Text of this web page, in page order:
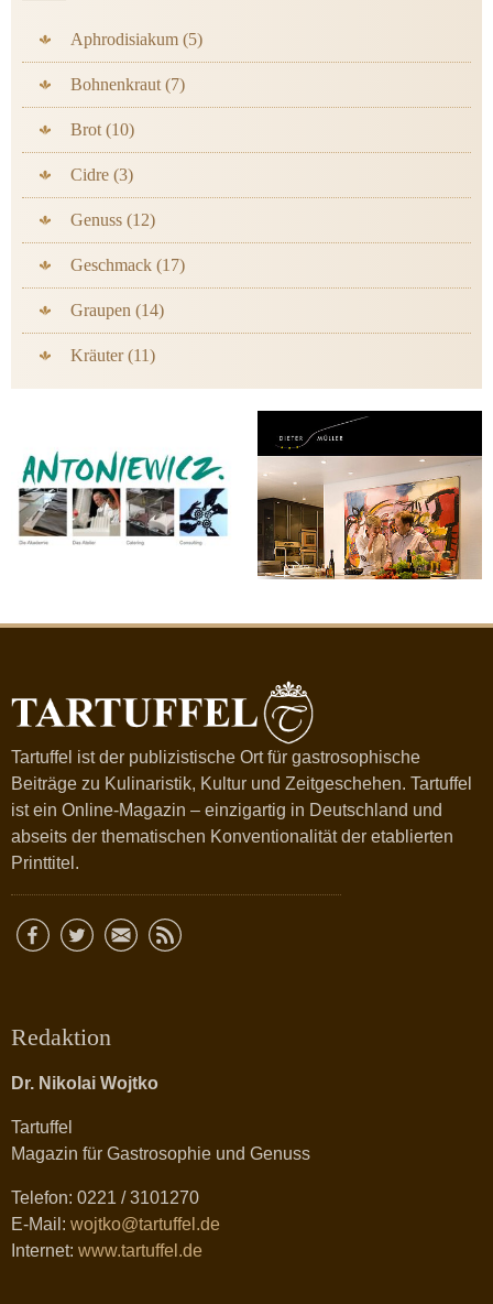
Aphrodisiakum (5)
Bohnenkraut (7)
Brot (10)
Cidre (3)
Genuss (12)
Geschmack (17)
Graupen (14)
Kräuter (11)
Tartuffel ist der publizistische Ort für gastrosophische
Beiträge zu Kulinaristik, Kultur und Zeitgeschehen. Tartuffel
ist ein Online-Magazin – einzigartig in Deutschland und
abseits der thematischen Konventionalität der etablierten
Printtitel.
Redaktion
Dr. Nikolai Wojtko
Tartuffel
Magazin für Gastrosophie und Genuss
Telefon: 0221 / 3101270
E-Mail: wojtko@tartuffel.de
Internet: www.tartuffel.de